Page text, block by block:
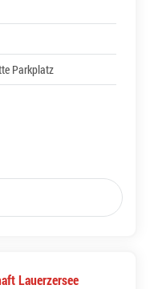
Parkplatz
Lauerzersee